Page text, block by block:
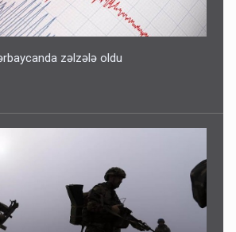
qurbanları - Sensasion adlar
zəlzələ oldu